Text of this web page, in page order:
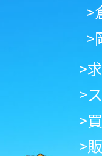
>
>
>
>
>
>